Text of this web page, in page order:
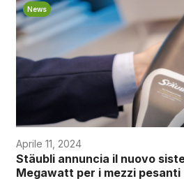
News
Aprile 11, 2024
Stäubli annuncia il nuovo
Megawatt per i mezzi pesanti